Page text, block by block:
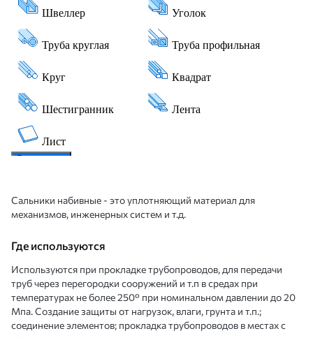
Сальники набивные - это уплотняющий материал для
механизмов, инженерных систем и т.д.
Где используются
Используются при прокладке трубопроводов, для передачи
труб через перегородки сооружений и т.п в средах при
температурах не более 250° при номинальном давлении до 20
Мпа. Создание защиты от нагрузок, влаги, грунта и т.п.;
соединение элементов; прокладка трубопроводов в местах с